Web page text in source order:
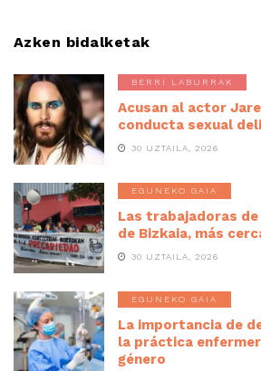
Azken bidalketak
BERRI LABURRAK
Acusan al actor
conducta sexual
30 UZTAILA, 2026
EGUNEKO GAIA
Las trabajadoras
de Bizkaia, más
30 UZTAILA, 2026
EGUNEKO GAIA
La importancia de
la práctica
género